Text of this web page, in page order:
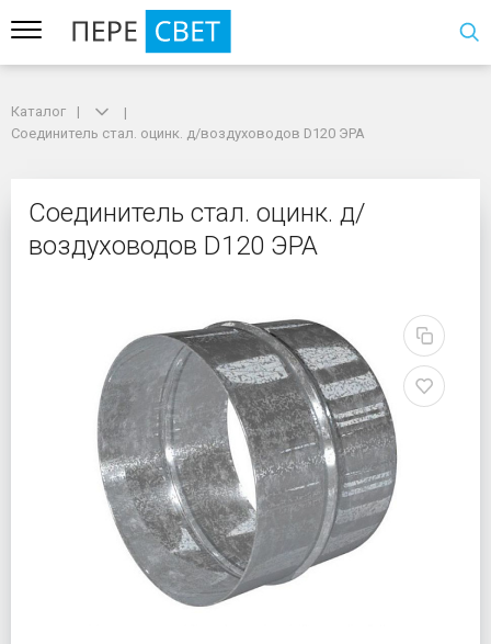
Соединитель стал. оцинк. д/воздуховодов D120 ЭРА
Соединитель стал.
Каталог
Соединитель стал. оцинк. д/воздуховодов D120 ЭРА
Соединитель стал. оцинк. д/
воздуховодов D120 ЭРА